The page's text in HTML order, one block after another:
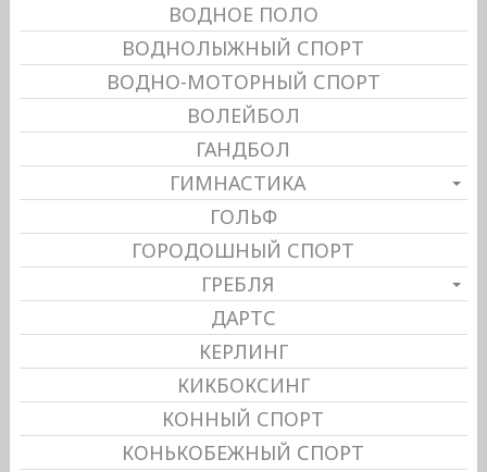
ВОДНОЕ ПОЛО
ВОДНОЛЫЖНЫЙ СПОРТ
ВОДНО-МОТОРНЫЙ СПОРТ
ВОЛЕЙБОЛ
ГАНДБОЛ
ГИМНАСТИКА
ГОЛЬФ
ГОРОДОШНЫЙ СПОРТ
ГРЕБЛЯ
ДАРТС
КЕРЛИНГ
КИКБОКСИНГ
КОННЫЙ СПОРТ
КОНЬКОБЕЖНЫЙ СПОРТ